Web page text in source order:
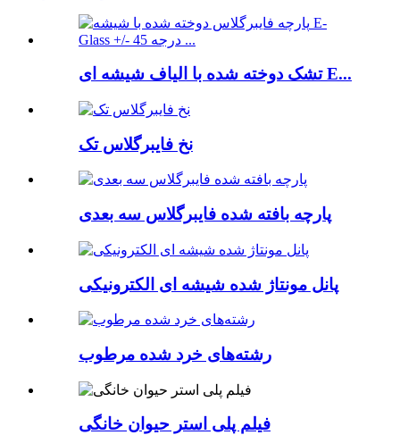
تشک دوخته شده با الیاف شیشه ای E...
نخ فایبرگلاس تک
پارچه بافته شده فایبرگلاس سه بعدی
پانل مونتاژ شده شیشه ای الکترونیکی
رشته‌های خرد شده مرطوب
فیلم پلی استر حیوان خانگی